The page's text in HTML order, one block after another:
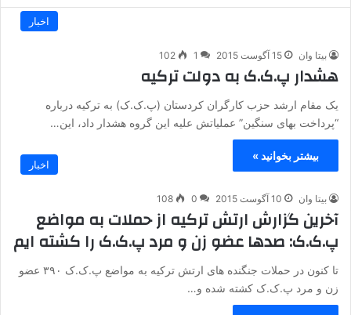
اخبار
بیتا وان 15 آگوست 2015 1
102
هشدار پ.ک.ک به دولت ترکیه
یک مقام ارشد حزب کارگران کردستان (پ.ک.ک) به ترکیه درباره
“پرداخت بهای سنگین” عملیاتش علیه این گروه هشدار داد، این…
بیشتر بخوانید »
اخبار
بیتا وان 10 آگوست 2015 0
108
آخرین گزارش ارتش ترکیه از حملات به مواضع
پ.ک.ک: صدها عضو زن و مرد پ.ک.ک را کشته ایم
تا کنون در حملات جنگنده های ارتش ترکیه به مواضع پ.ک.ک ۳۹۰ عضو
زن و مرد پ.ک.ک کشته شده و…